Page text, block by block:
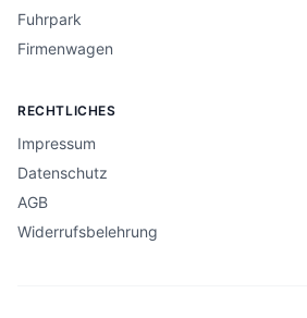
Fuhrpark
Firmenwagen
RECHTLICHES
Impressum
Datenschutz
AGB
Widerrufsbelehrung